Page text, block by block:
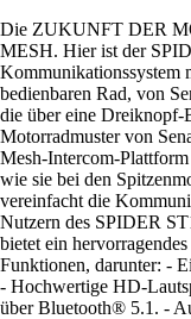
Die ZUKUNFT DER
MESH. Hier ist der
Kommunikationssystem
bedienbaren Rad, von
die über eine Dreiknopf-
Motorradmuster von
Mesh-Intercom-
wie sie bei den
vereinfacht die
Nutzern des SPIDER
bietet ein
Funktionen, darunter: -
- Hochwertige HD-
über Bluetooth® 5.1. -